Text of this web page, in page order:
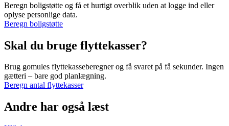
Beregn boligstøtte og få et hurtigt overblik uden at logge ind eller
oplyse personlige data.
Beregn boligstøtte
Skal du bruge flyttekasser?
Brug gomules flyttekasseberegner og få svaret på få sekunder. Ingen
gætteri – bare god planlægning.
Beregn antal flyttekasser
Andre har også læst